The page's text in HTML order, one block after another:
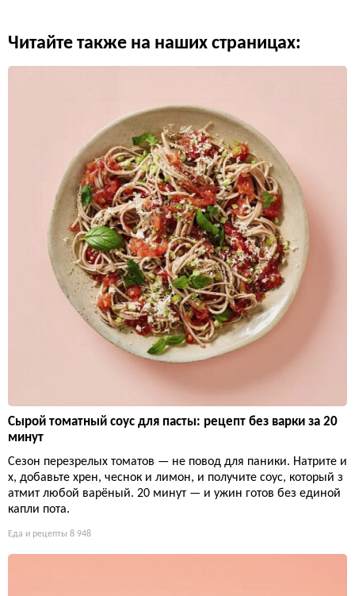
Читайте также на наших страницах:
Сырой томатный соус для пасты: рецепт без варки за 20
минут
Сезон перезрелых томатов — не повод для паники. Натрите и
х, добавьте хрен, чеснок и лимон, и получите соус, который з
атмит любой варёный. 20 минут — и ужин готов без единой
капли пота.
Еда и рецепты 8 948